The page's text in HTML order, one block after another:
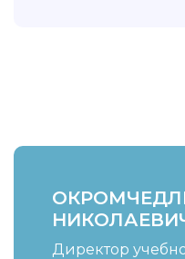
Директор